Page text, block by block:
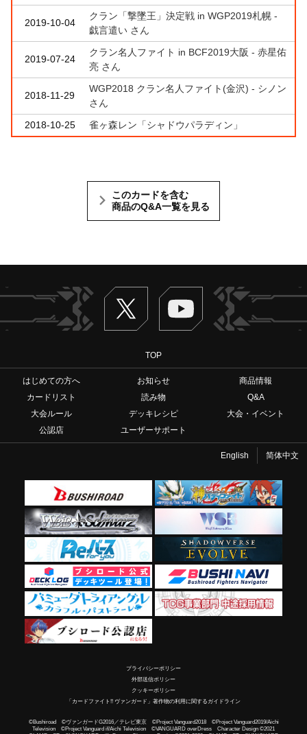
2019-10-04
クラン「撃墜王」決定戦 in WGP2019札幌 -
戯言遣い さん
2019-07-24
クラン名人ファイト in BCF2019大阪 - 赤星佑
亮 さん
2018-11-29
WGP2018 クラン名人ファイト(金沢) - シノン
さん
2018-10-25
雀ヶ森レン「シャドウパラディン」
このカードを含む
商品のQ&A一覧を見る
Twitter ヴァンガードch
TOP
はじめての方へ お知らせ
商品情報
カードリスト
読み物
Q&A
大会ルール
デッキレシピ
大会・イベント
公認店
ユーザーサポート
English 简体中文
プライバシーポリシー
外部送信ポリシー
クッキーポリシー
「カードファイト!! ヴァンガード」著作物の利用に関するガイドライン
©Bushiroad ©ヴァンガードG2016／テレビ東京 ©Project Vanguard2018 ©Project Vanguard2019/Aichi
Television ©Project Vanguard if/Aichi Television ©VANGUARD overDress Character Design ©2021